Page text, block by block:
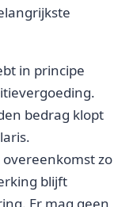
in principe
bedrag klopt
zo
blijft
Er mag geen